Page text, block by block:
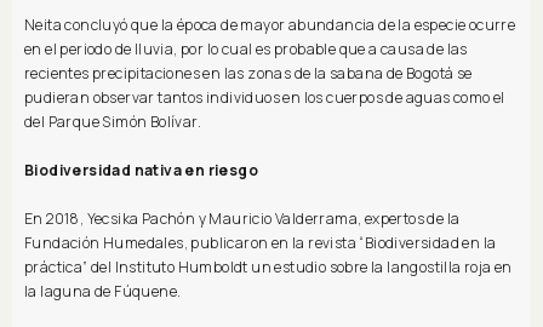
Neita concluyó que la época de mayor abundancia de la especie ocurre
en el periodo de lluvia, por lo cual es probable que a causa de las
recientes precipitaciones en las zonas de la sabana de Bogotá se
pudieran observar tantos individuos en los cuerpos de aguas como el
del Parque Simón Bolívar.
Biodiversidad nativa en riesgo
En 2018, Yecsika Pachón y Mauricio Valderrama, expertos de la
Fundación Humedales, publicaron en la revista “Biodiversidad en la
práctica” del Instituto Humboldt un estudio sobre la langostilla roja en
la laguna de Fúquene.